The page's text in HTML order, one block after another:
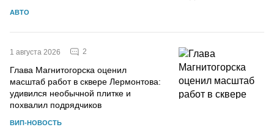
АВТО
1 августа 2026 2
Глава Магнитогорска оценил
масштаб работ в сквере Лермонтова:
удивился необычной плитке и
похвалил подрядчиков
ВИП-НОВОСТЬ